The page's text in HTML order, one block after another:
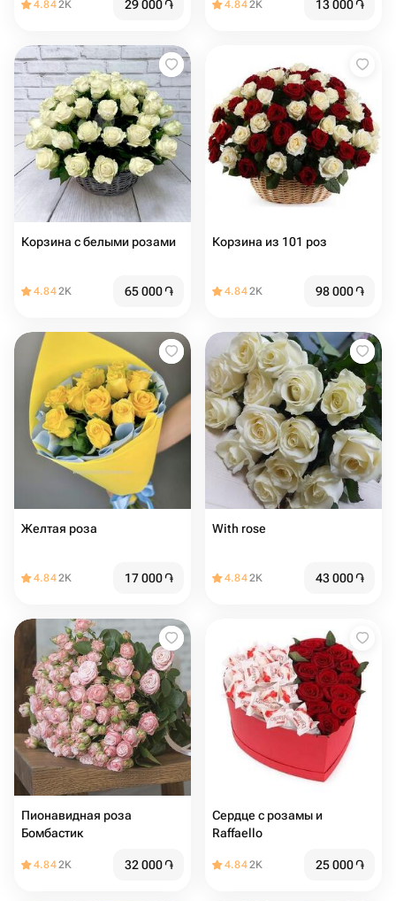
4.842K 29 000֏ 4.842K 13 000֏
Корзина с белыми розами
4.842K 65 000֏
Корзина из 101 роз
4.842K 98 000֏
Желтая роза
4.842K 17 000֏
With rose
4.842K 43 000֏
Пионавидная роза
Бомбастик
4.842K 32 000֏
Сердце с розамы и
Raffaello
4.842K 25 000֏